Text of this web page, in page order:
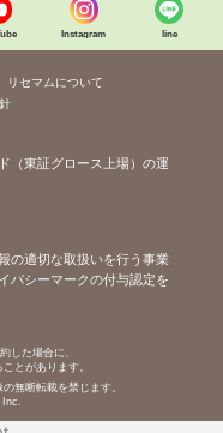
Instagram line
リセマムについて
（東証グロース上場）の運
の適切な取扱いを行う事業
バシーマークの付与認定を
した場合に、
とがあります。
無断転載を禁じます。